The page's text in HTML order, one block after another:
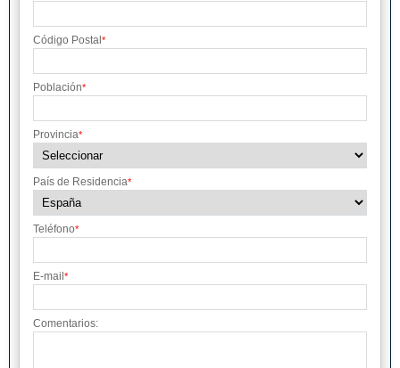
Código Postal *
Población*
Provincia*
País de Residencia*
Teléfono*
E-mail *
Comentarios: